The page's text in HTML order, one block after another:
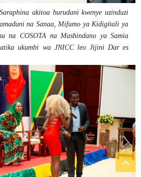
akitoa burudani kwenye uzinduzi
na Sanaa, Mifumo ya Kidigitali ya
na COSOTA na Mashindano ya Samia
ukumbi wa JNICC leo Jijini Dar es